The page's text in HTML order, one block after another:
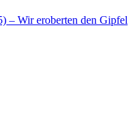
– Wir eroberten den Gipfel